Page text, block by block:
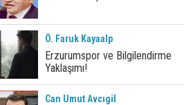
Ö. Faruk Kayaalp
Erzurumspor ve Bilgilendirme
Yaklaşımı!
Can Umut Avcıgil